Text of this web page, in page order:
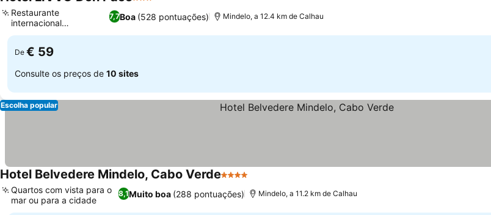
3 Estrelas
7,7Boa (528 pontuações)
Restaurante
internacional
descontraído
Mindelo, a 12.4 km de Calhau
De € 59
Consulte os preços de 10 sites
Escolha popular
Hotel Belvedere Mindelo, Cabo Verde4 Estrelas
8,1Muito boa (288 pontuações)
Quartos com vista para o
mar ou para a cidade
Mindelo, a 11.2 km de Calhau